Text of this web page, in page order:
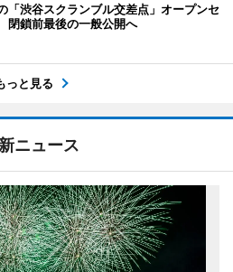
「渋谷スクランブル交差点」オープンセ
鎖前最後の一般公開へ
っと見る
ニュース